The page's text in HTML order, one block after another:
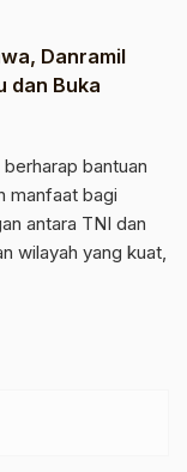
Danramil
dan Buka
bantuan
manfaat bagi
antara TNI dan
wilayah yang kuat,